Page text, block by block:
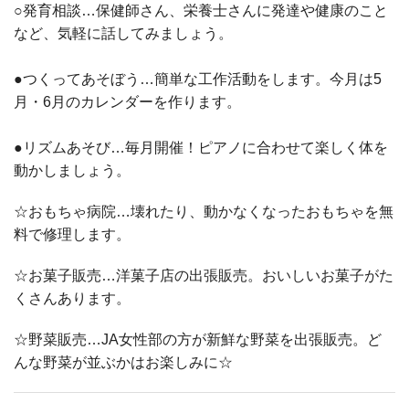
○発育相談…保健師さん、栄養士さんに発達や健康のこと
など、気軽に話してみましょう。
●つくってあそぼう…簡単な工作活動をします。今月は5
月・6月のカレンダーを作ります。
●リズムあそび…毎月開催！ピアノに合わせて楽しく体を
動かしましょう。
☆おもちゃ病院…壊れたり、動かなくなったおもちゃを無
料で修理します。
☆お菓子販売…洋菓子店の出張販売。おいしいお菓子がた
くさんあります。
☆野菜販売…JA女性部の方が新鮮な野菜を出張販売。ど
んな野菜が並ぶかはお楽しみに☆